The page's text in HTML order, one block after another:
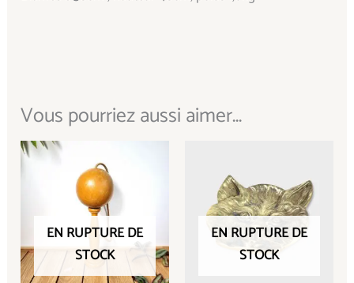
Vous pourriez aussi aimer...
EN RUPTURE DE
STOCK
EN RUPTURE DE
STOCK